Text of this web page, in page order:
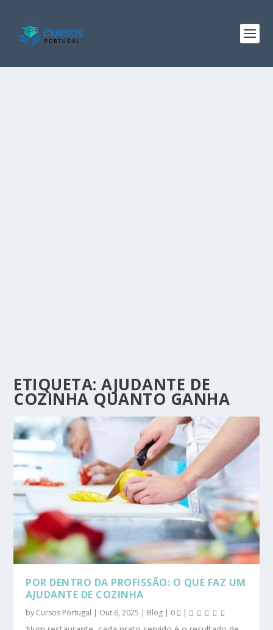
ETIQUETA:AJUDANTE DE
COZINHA QUANTO GANHA
POR DENTRO DA PROFISSÃO: O QUE FAZ UM
AJUDANTE DE COZINHA
by Cursos Portugal | Out 6, 2025 | Blog | 0 |